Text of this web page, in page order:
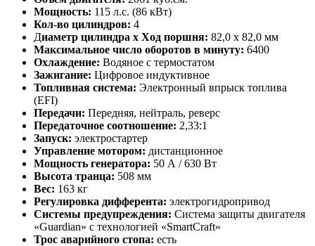
Мощность: 115 л.с. (86 кВт)
Кол-во цилиндров: 4
Диаметр цилиндра х Ход поршня: 82,0 х 82,0 мм
Максимальное число оборотов в минуту: 6400
Охлаждение: Водяное с термостатом
Зажигание: Цифровое индуктивное
Топливная система: Электронный впрыск топлива
(EFI)
Передачи: Передняя, нейтраль, реверс
Передаточное соотношение: 2,33:1
Запуск: электростартер
Управление мотором: дистанционное
Мощность генератора: 50 А / 630 Вт
Высота транца: 508 мм
Вес: 163 кг
Регулировка дифферента: электрогидропривод
Системы предупреждения: Система защиты двигателя
«Guardian» с технологией «SmartCraft»
Трос аварийного стопа: есть